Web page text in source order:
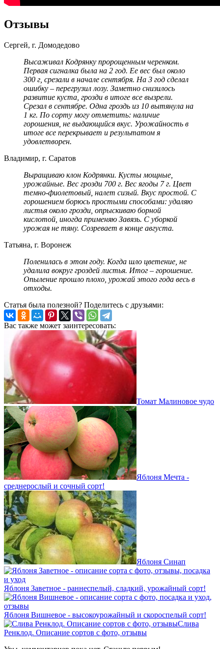
Отзывы
Сергей, г. Домодедово
Высаживал Кодрянку пророщенным черенком.
Первая сигналка была на 2 год. Ее вес был около
300 г, срезали в начале сентября. На 3 год сделал
ошибку – перегрузил лозу. Заметно снизилось
развитие куста, грозди в итоге все вызрели.
Срезал в сентябре. Одна гроздь из 10 вытянула на
1 кг. По сорту могу отметить: наличие
горошения, не выдающийся вкус. Урожайность в
итоге все перекрывает и результатом я
удовлетворен.
Владимир, г. Саратов
Выращиваю клон Кодрянки. Кусты мощные,
урожайные. Вес грозди 700 г. Вес ягоды 7 г. Цвет
темно-фиолетовый, налет сизый. Вкус простой. С
горошением борюсь простыми способами: удаляю
листья около грозди, опрыскиваю борной
кислотой, иногда применяю Завязь. С уборкой
урожая не тяну. Созревает в конце августа.
Татьяна, г. Воронеж
Поленилась в этом году. Когда шло цветение, не
удалила вокруг гроздей листья. Итог – горошение.
Опыление прошло плохо, урожай этого года весь в
отходы.
Статья была полезной? Поделитесь с друзьями:
Вас также может заинтересовать:
Томат Малиновое чудо
Яблоня Мечта -
среднерослый и сочный сорт!
Яблоня Синап
Яблоня Заветное - раннеспелый, сладкий, урожайный сорт!
Яблоня Вишневое - высокоурожайный и скороспелый сорт!
Слива
Ренклод. Описание сортов с фото, отзывы